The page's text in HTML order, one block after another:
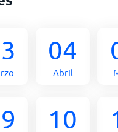
04
Abril
10